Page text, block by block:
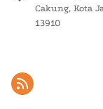
Cakung, Kota
13910